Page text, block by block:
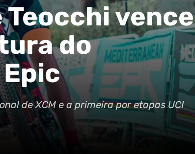
do
de XCM e a primeira por etapas UCI